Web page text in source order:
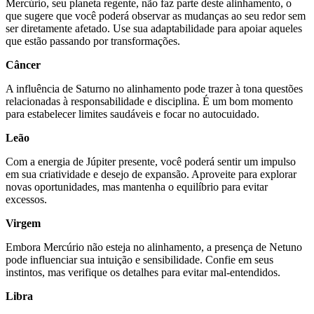
Mercúrio, seu planeta regente, não faz parte deste alinhamento, o
que sugere que você poderá observar as mudanças ao seu redor sem
ser diretamente afetado. Use sua adaptabilidade para apoiar aqueles
que estão passando por transformações.
Câncer
A influência de Saturno no alinhamento pode trazer à tona questões
relacionadas à responsabilidade e disciplina. É um bom momento
para estabelecer limites saudáveis e focar no autocuidado.
Leão
Com a energia de Júpiter presente, você poderá sentir um impulso
em sua criatividade e desejo de expansão. Aproveite para explorar
novas oportunidades, mas mantenha o equilíbrio para evitar
excessos.
Virgem
Embora Mercúrio não esteja no alinhamento, a presença de Netuno
pode influenciar sua intuição e sensibilidade. Confie em seus
instintos, mas verifique os detalhes para evitar mal-entendidos.
Libra